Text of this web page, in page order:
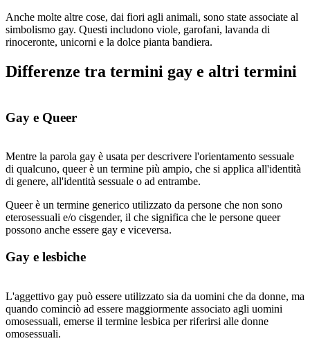
Anche molte altre cose, dai fiori agli animali, sono state associate al
simbolismo gay. Questi includono viole, garofani, lavanda di
rinoceronte, unicorni e la dolce pianta bandiera.
Differenze tra termini gay e altri termini
Gay e Queer
Mentre la parola gay è usata per descrivere l'orientamento sessuale
di qualcuno, queer è un termine più ampio, che si applica all'identità
di genere, all'identità sessuale o ad entrambe.
Queer è un termine generico utilizzato da persone che non sono
eterosessuali e/o cisgender, il che significa che le persone queer
possono anche essere gay e viceversa.
Gay e lesbiche
L'aggettivo gay può essere utilizzato sia da uomini che da donne, ma
quando cominciò ad essere maggiormente associato agli uomini
omosessuali, emerse il termine lesbica per riferirsi alle donne
omosessuali.